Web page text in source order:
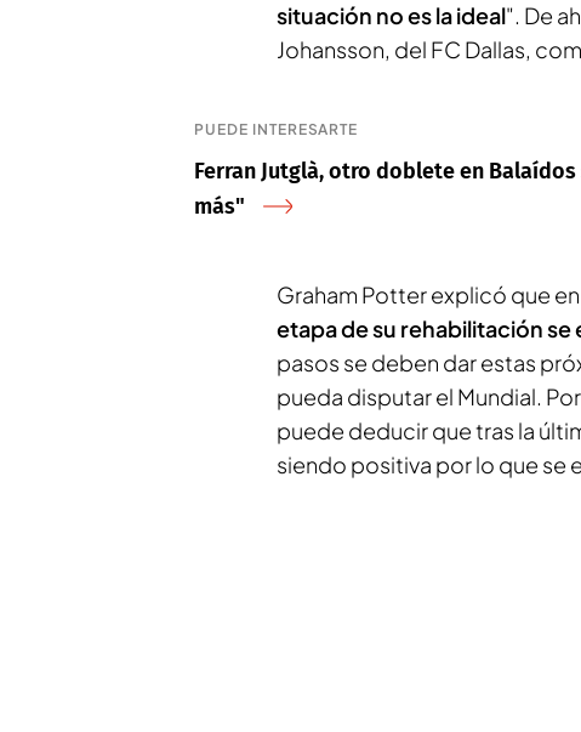
situación no es la ideal". De
Johansson, del FC Dallas,
PUEDE INTERESARTE
Ferran Jutglà, otro doblete en
más"
Graham Potter explicó que
etapa de su rehabilitaciónse
pasos se deben dar estas
pueda disputar el Mundial.
puede deducir que tras la
siendo positiva por lo que se